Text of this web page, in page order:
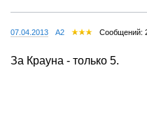
07.04.2013 A2 Сообщений:
За Крауна - только 5.